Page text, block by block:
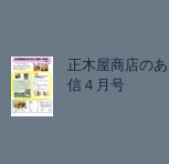
正木屋商店の
信４月号